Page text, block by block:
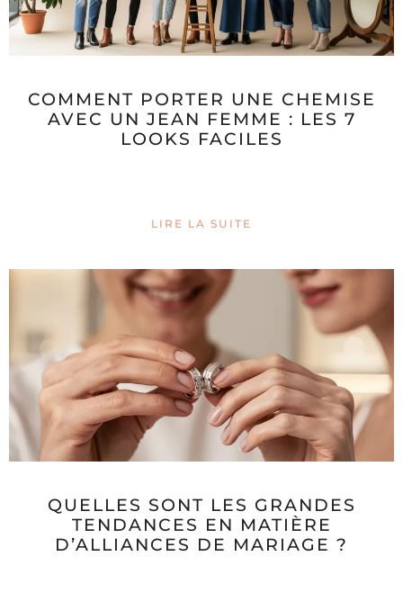
COMMENT PORTER UNE CHEMISE
AVEC UN JEAN FEMME : LES 7
LOOKS FACILES
LIRE LA SUITE
QUELLES SONT LES GRANDES
TENDANCES EN MATIÈRE
D’ALLIANCES DE MARIAGE ?